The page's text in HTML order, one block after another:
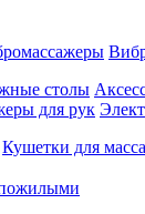
столы
для рук
Кушетки для